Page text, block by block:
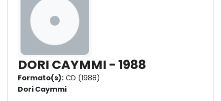
DORI CAYMMI - 1988
Formato(s): CD (1988)
Dori Caymmi